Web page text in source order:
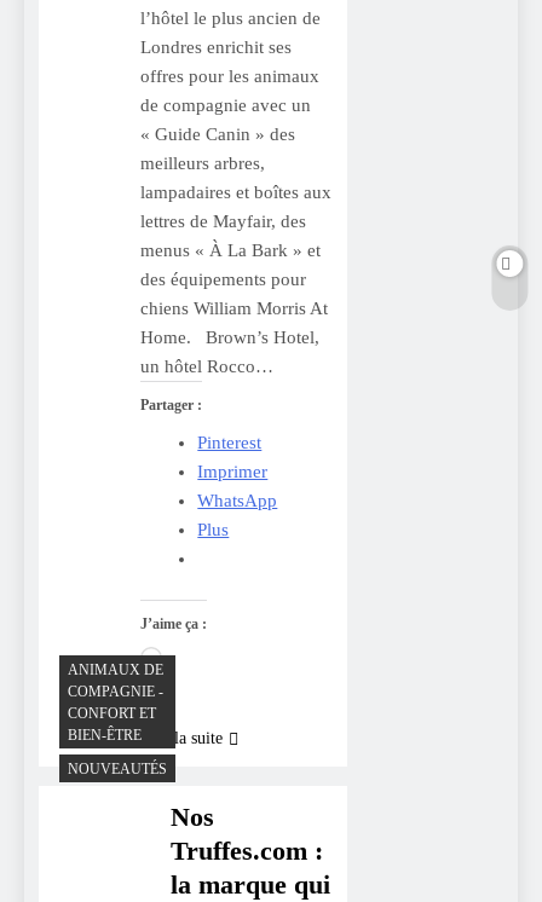
l’hôtel le plus ancien de
Londres enrichit ses
offres pour les animaux
de compagnie avec un
« Guide Canin » des
meilleurs arbres,
lampadaires et boîtes aux
lettres de Mayfair, des
menus « À La Bark » et
des équipements pour
chiens William Morris At
Home. Brown’s Hotel,
un hôtel Rocco…
Partager :
Pinterest
Imprimer
WhatsApp
Plus
J’aime ça :
Chargement…
Lire la suite
ANIMAUX DE
COMPAGNIE -
CONFORT ET
BIEN-ÊTRE
NOUVEAUTÉS
Nos
Truffes.com :
la marque qui